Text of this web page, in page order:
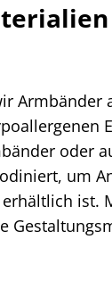
Armbänder
oder
um